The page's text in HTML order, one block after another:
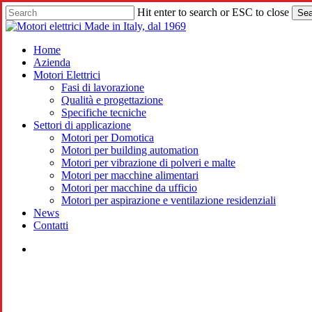
Skip
to
content
Hit enter to search or ESC to close
Close
search
Menu
Home
Azienda
Motori Elettrici
Fasi di lavorazione
Qualità e progettazione
Specifiche tecniche
Settori di applicazione
Motori per Domotica
Motori per building automation
Motori per vibrazione di polveri e malte
Motori per macchine alimentari
Motori per macchine da ufficio
Motori per aspirazione e ventilazione residenziali
News
Contatti